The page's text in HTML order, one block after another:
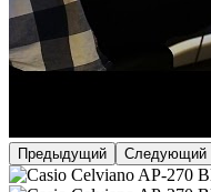
Предыдущий Следующий